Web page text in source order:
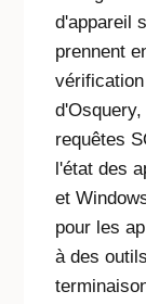
d'appareil
prennent
requêtes
l'état des
et
pour les
à des